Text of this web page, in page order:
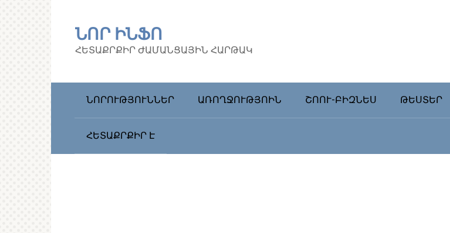
ՆՈՐ ԻՆՖՈ
ՀԵՏԱՔՐՔԻՐ ԺԱՄԱՆՑԱՅԻՆ ՀԱՐԹԱԿ
ՆՈՐՈՒԹՅՈՒՆՆԵՐ ԱՌՈՂՋՈՒԹՅՈԻՆ ՇՈՈՒ-ԲԻԶՆԵՍ ԹԵՍՏԵՐ
ՀԵՏԱՔՐՔԻՐ Է